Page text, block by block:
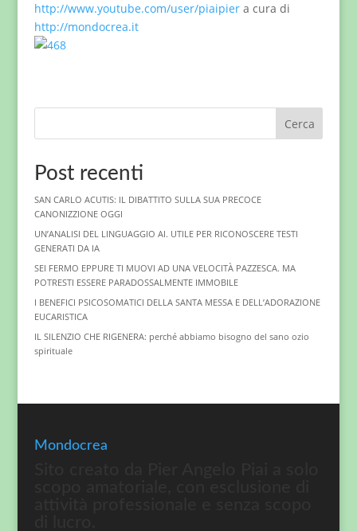
http://www.youtube.com/user/piaipiera cura di
http://mondocrea.it
Cerca
Post recenti
SAN CARLO ACUTIS: IL DIBATTITO SULLA SUA PRECOCE
CANONIZZIONE OGGI
UN’ANALISI DEL LINGUAGGIO AI. UTILE PER RICONOSCERE TESTI
GENERATI DA IA
SEI FERMO EPPURE TI MUOVI AD UNA VELOCITÀ PAZZESCA. MA
POTRESTI ESSERE PARADOSSALMENTE IMMOBILE
I BENEFICI PSICOSOMATICI DELLA SANTA MESSA E DELL’ADORAZIONE
EUCARISTICA
IL SILENZIO CHE RIGENERA: perché abbiamo bisogno del sano ozio
spirituale
Mondocrea